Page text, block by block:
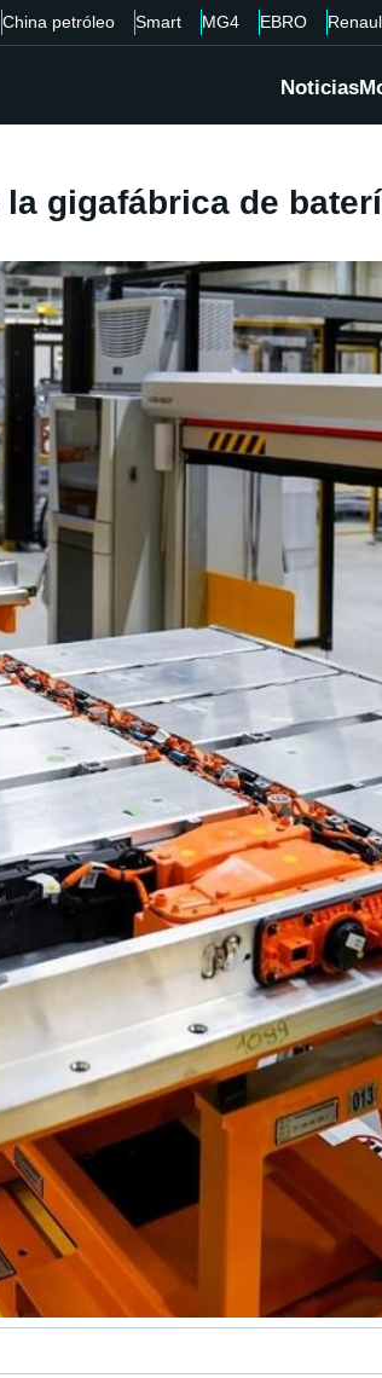
China petróleo Smart MG4 EBRO
Noticias
gigafábrica de